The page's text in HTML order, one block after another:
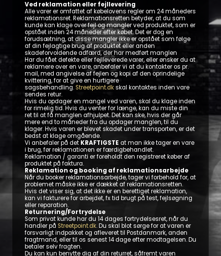
Ved reklamation eller fejllevering
Alle varer er omfattet af købelovens regler om 24 måneders
reklamationsret. Reklamationsretten betyder, at du som
kunde kan klage over fejl og mangler ved produktet, som er
opstået inden 24 måneder efter købet. Det er dog en
forudsætning, at disse mangler ikke er opstået som følge
af din fejlagtige brug af produktet eller anden
skadeforvoldende adfærd, der har medført manglen
Har du fået defekte eller fejlleverede varer, eller ønsker du at
reklamere over en vare, anbefaler vi at du kontakter os pr.
mail, med angivelse af fejlen og kopi af den oprindelige
kvittering, for at give en hurtigere
sagsbehandling.Streetpoint.dkskal kontaktes inden vare
sendes retur.
Hvis du opdager en mangel ved varen, skal du klage inden
for rimelig tid. Hvis du venter for længe, kan du miste din
ret til at få manglen afhjulpet. Det kan ske, hvis der går
mere end to måneder fra du opdager manglen, til du
klager. Hvis varen er blevet skadet under transporten, er det
bedst at klage omgående.
Vi anbefaler på det KRAFTIGSTE at man ikke tager en vare
i brug, før reklamationen er færdigbehandlet.
Reklamation / garanti er foreholdt den registreret køber af
produktet på faktura.
Reklamation og booking af reklamationsarbejde
Når du booker reklamationsarbejde, tager vi forbehold for, at
problemet måske ikke er dækket af reklamationsretten.
Hvis det viser sig, at det ikke er en berettiget reklamation,
kan vi fakturere for arbejdet, fx tid brugt på test, fejlsøgning
eller reparation.
Returnering/Fortrydelse
Som privat kunde har du 14 dages fortrydelsesret, når du
handler på Streetpoint.dk. Du skal blot sørge for at varen er
forsvarligt indpakket og afleveret til Postdanmark, anden
fragtmand, eller til os senest 14 dage efter modtagelsen. Du
betaler selv fragten.
Du kan kun benytte dig af din returret, såfremt varen